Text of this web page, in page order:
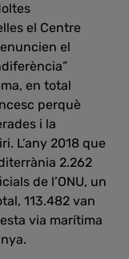
el Centre
el
en total
perquè
i la
L’any 2018 que
2.262
de l’ONU, un
113.482 van
via marítima